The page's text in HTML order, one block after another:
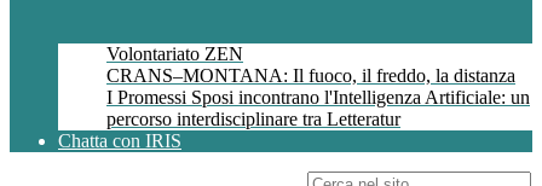
Volontariato ZEN
CRANS–MONTANA: Il fuoco, il freddo, la distanza
I Promessi Sposi incontrano l'Intelligenza Artificiale: un
percorso interdisciplinare tra Letteratur
Chatta con IRIS